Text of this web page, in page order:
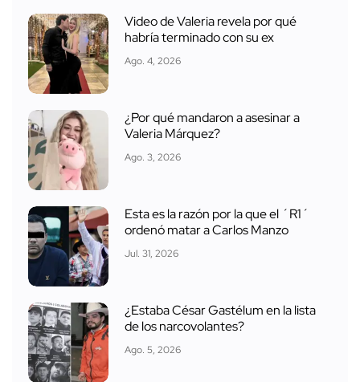
Video de Valeria revela por qué
habría terminado con su ex
Ago. 4, 2026
¿Por qué mandaron a asesinar a
Valeria Márquez?
Ago. 3, 2026
Esta es la razón por la que el ´R1´
ordenó matar a Carlos Manzo
Jul. 31, 2026
¿Estaba César Gastélum en la lista
de los narcovolantes?
Ago. 5, 2026